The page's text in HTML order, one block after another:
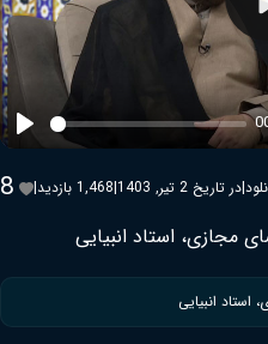
Play
8 | 1,468 بازدید| در تاریخ 2 تیر, 1403|
مجازی، استاد انبیایی
انبیایی